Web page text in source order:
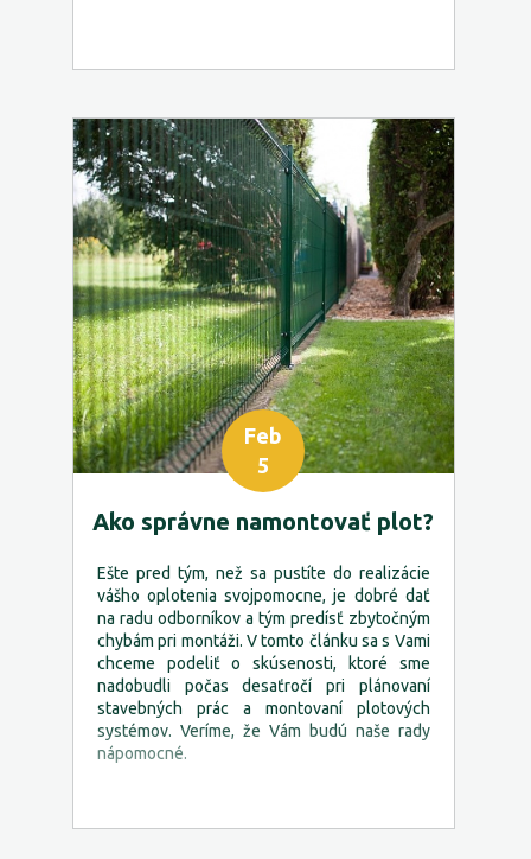
Ako správne namontovať plot?
Ešte pred tým, než sa pustíte do realizácie
vášho oplotenia svojpomocne, je dobré dať
na radu odborníkov a tým predísť zbytočným
chybám pri montáži. V tomto článku sa s Vami
chceme podeliť o skúsenosti, ktoré sme
nadobudli počas desaťročí pri plánovaní
stavebných prác a montovaní plotových
systémov. Veríme, že Vám budú naše rady
nápomocné.
Feb
5